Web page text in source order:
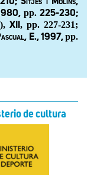
210; Sitjes i Molins,
pp. 225-230;
,XII, pp. 227-231;
E., 1997,pp.
de cultura